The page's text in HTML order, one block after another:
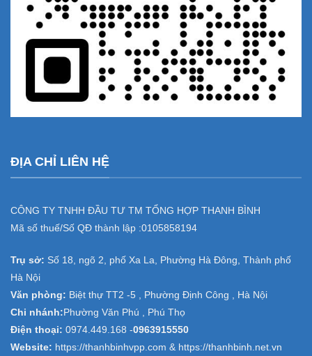
ĐỊA CHỈ LIÊN HỆ
CÔNG TY TNHH ĐẦU TƯ TM TỔNG HỢP THANH BÌNH
Mã số thuế/Số QĐ thành lập :0105858194
Trụ sở: Số 18, ngõ 2, phố Xa La, Phường Hà Đông, Thành phố
Hà Nội
Văn phòng: Biệt thự TT2 -5 , Phường Định Công , Hà Nội
Chi nhánh: Phường Văn Phú , Phú Thọ
Điện thoại: 0974.449.168 -0963915550
Website: https://thanhbinhvpp.com & https://thanhbinh.net.vn